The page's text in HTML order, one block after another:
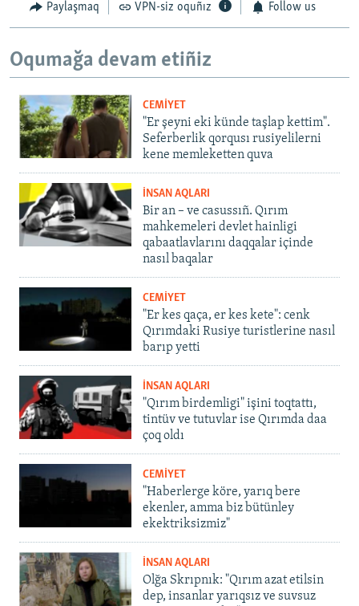
Paylaşmaq VPN-siz oquñız Follow us
Oqumağa devam etiñiz
CEMİYET
"Er şeyni eki künde taşlap kettim".
Seferberlik qorqusı rusiyelilerni
kene memleketten quva
İNSAN AQLARI
Bir an – ve casussıñ. Qırım
mahkemeleri devlet hainligi
qabaatlavlarını daqqalar içinde
nasıl baqalar
CEMİYET
"Er kes qaça, er kes kete": cenk
Qırımdaki Rusiye turistlerine nasıl
barıp yetti
İNSAN AQLARI
"Qırım birdemligi" işini toqtattı,
tintüv ve tutuvlar ise Qırımda daa
çoq oldı
CEMİYET
"Haberlerge köre, yarıq bere
ekenler, amma biz bütünley
ekektriksizmiz"
İNSAN AQLARI
Olğa Skrıpnık: "Qırım azat etilsin
dep, insanlar yarıqsız ve suvsuz